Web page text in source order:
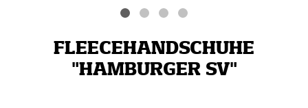
FLEECEHANDSCHUHE
"HAMBURGER SV"